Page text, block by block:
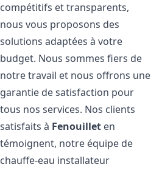
compétitifs et transparents,
nous vous proposons des
solutions adaptées à votre
budget. Nous sommes fiers de
notre travail et nous offrons une
garantie de satisfaction pour
tous nos services. Nos clients
satisfaits à Fenouillet en
témoignent, notre équipe de
chauffe-eau installateur